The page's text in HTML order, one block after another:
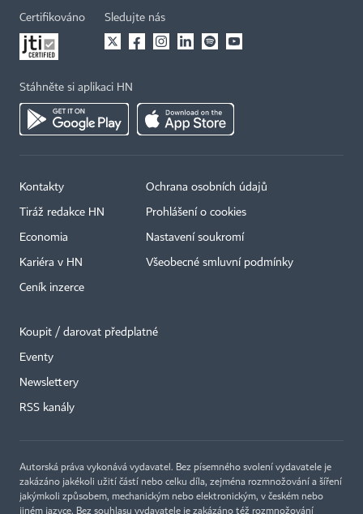
Certifikováno Sledujte nás
Stáhněte si aplikaci HN
Kontakty
Tiráž redakce HN
Economia
Kariéra v HN
Ceník inzerce
Ochrana osobních údajů
Prohlášení o cookies
Nastavení soukromí
Všeobecné smluvní podmínky
Koupit / darovat předplatné
Eventy
Newslettery
RSS kanály
Autorská práva vykonává vydavatel. Bez písemného svolení vydavatele je
zakázáno jakékoli užití částí nebo celku díla, zejména rozmnožování a šíření
jakýmkoli způsobem, mechanickým nebo elektronickým, v českém nebo
jiném jazyce. Bez souhlasu vydavatele je zakázáno též rozmnožování